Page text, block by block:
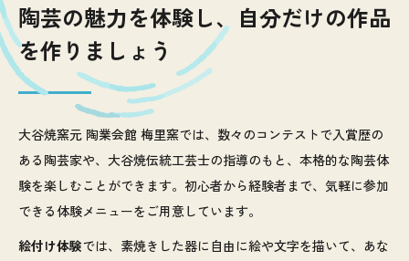
陶芸の魅力を体験し、自分だけの作品
を作りましょう
大谷焼窯元 陶業会館 梅里窯では、数々のコンテストで入賞歴の
ある陶芸家や、大谷焼伝統工芸士の指導のもと、本格的な陶芸体
験を楽しむことができます。初心者から経験者まで、気軽に参加
できる体験メニューをご用意しています。
絵付け体験では、素焼きした器に自由に絵や文字を描いて、あな